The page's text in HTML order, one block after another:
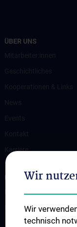
ÜBER UNS
Karriere
INFORMATIONEN FÜR
Ressourcen
Wir
Wir
technisch